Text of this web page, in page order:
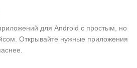
для Android с простым, но
Открывайте нужные приложения